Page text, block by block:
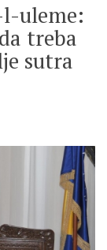
uleme:
treba
sutra